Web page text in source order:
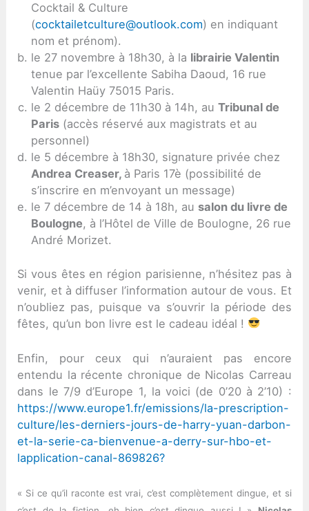
Cocktail & Culture
(cocktailetculture@outlook.com) en indiquant
nom et prénom).
le 27 novembre à 18h30, à la librairie Valentin
tenue par l’excellente Sabiha Daoud, 16 rue
Valentin Haüy 75015 Paris.
le 2 décembre de 11h30 à 14h, auTribunal de
Paris (accès réservé aux magistrats et au
personnel)
le 5 décembre à 18h30, signature privée chez
Andrea Creaser, à Paris 17è (possibilité de
s’inscrire en m’envoyant un message)
le 7 décembre de 14 à 18h, au salon du livre de
Boulogne, à l’Hôtel de Ville de Boulogne, 26 rue
André Morizet.
Si vous êtes en région parisienne, n’hésitez pas à
venir, et à diffuser l’information autour de vous. Et
n’oubliez pas, puisque va s’ouvrir la période des
fêtes, qu’un bon livre est le cadeau idéal !
Enfin, pour ceux qui n’auraient pas encore
entendu la récente chronique de Nicolas Carreau
dans le 7/9 d’Europe 1, la voici (de 0’20 à 2’10) :
https://www.europe1.fr/emissions/la-prescription-
culture/les-derniers-jours-de-harry-yuan-darbon-
et-la-serie-ca-bienvenue-a-derry-sur-hbo-et-
lapplication-canal-869826?
« Si ce qu’il raconte est vrai, c’est complètement dingue, et si